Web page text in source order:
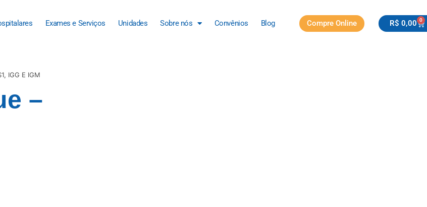
Exames e Serviços Unidades Sobre nós Convênios Blog Compre Online R$ 0,00 0
IGG E IGM
–